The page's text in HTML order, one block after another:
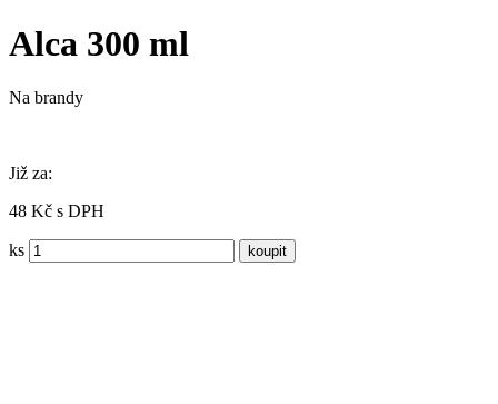
Alca 300 ml
Na brandy
Již za:
48 Kč s DPH
ks